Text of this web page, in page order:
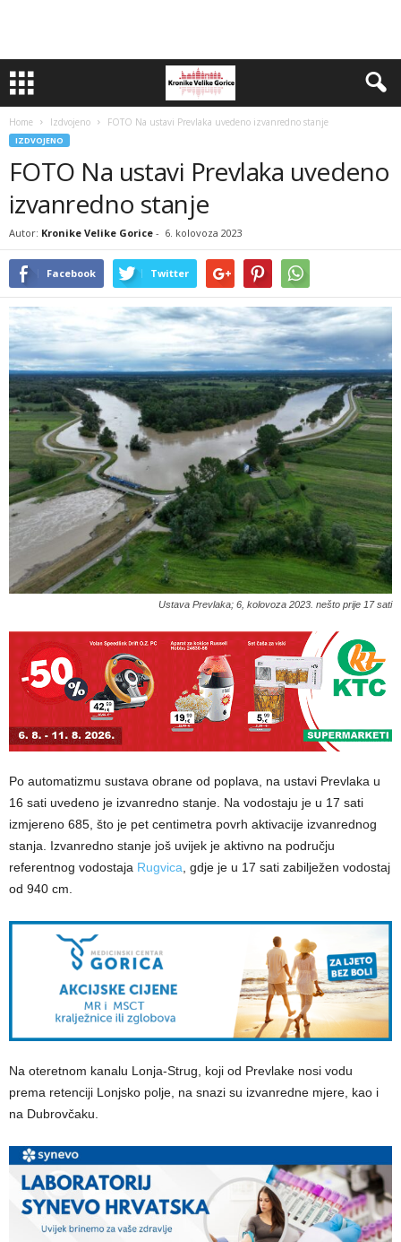
Home Izdvojeno FOTO Na ustavi Prevlaka uvedeno izvanredno stanje
IZDVOJENO
FOTO Na ustavi Prevlaka uvedeno
izvanredno stanje
Autor: Kronike Velike Gorice - 6. kolovoza 2023
Facebook Twitter
Ustava Prevlaka; 6, kolovoza 2023. nešto prije 17 sati
Po automatizmu sustava obrane od poplava, na ustavi Prevlaka u
16 sati uvedeno je izvanredno stanje. Na vodostaju je u 17 sati
izmjereno 685, što je pet centimetra povrh aktivacije izvanrednog
stanja. Izvanredno stanje još uvijek je aktivno na području
referentnog vodostaja Rugvica , gdje je u 17 sati zabilježen vodostaj
od 940 cm.
Na oteretnom kanalu Lonja-Strug, koji od Prevlake nosi vodu
prema retenciji Lonjsko polje, na snazi su izvanredne mjere, kao i
na Dubrovčaku.